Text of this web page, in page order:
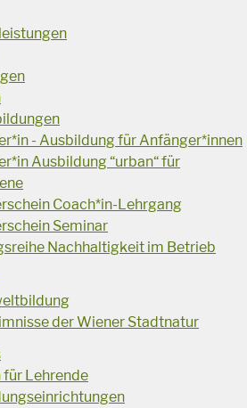
- Ausbildung für Anfänger*innen
Ausbildung “urban“ für
Coach*in-Lehrgang
Seminar
Nachhaltigkeit im Betrieb
der Wiener Stadtnatur
Lehrende